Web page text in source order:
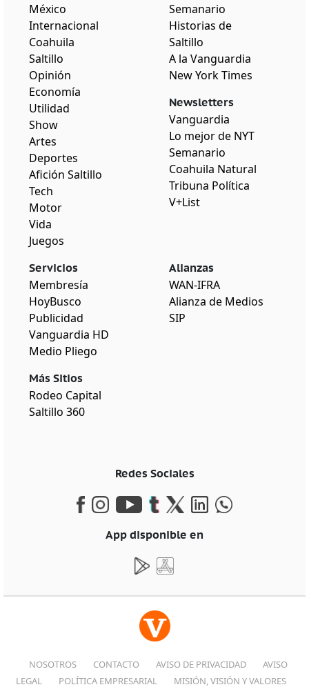
México
Internacional
Coahuila
Saltillo
Opinión
Economía
Utilidad
Show
Artes
Deportes
Afición Saltillo
Tech
Motor
Vida
Juegos
Semanario
Historias de
Saltillo
A la Vanguardia
New York Times
Newsletters
Vanguardia
Lo mejor de NYT
Semanario
Coahuila Natural
Tribuna Política
V+List
Servicios
Membresía
HoyBusco
Publicidad
Vanguardia HD
Medio Pliego
Más Sitios
Rodeo Capital
Saltillo 360
Alianzas
WAN-IFRA
Alianza de Medios
SIP
Redes Sociales
App disponible en
NOSOTROS CONTACTO AVISO DE PRIVACIDAD
AVISO
LEGAL
POLÍTICA EMPRESARIAL MISIÓN, VISIÓN Y VALORES